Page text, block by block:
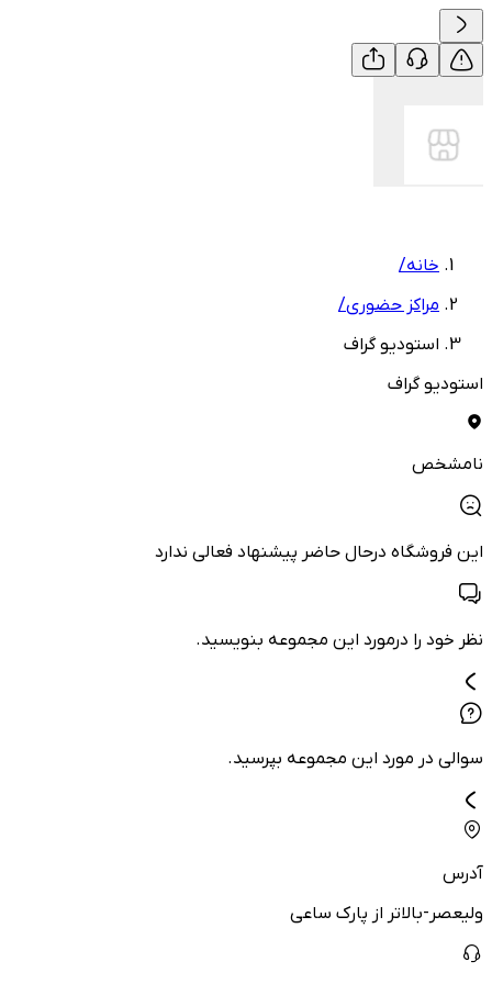
خانه/
مراکز حضوری/
استودیو گراف
استودیو گراف
نامشخص
این فروشگاه درحال حاضر پیشنهاد فعالی ندارد
نظر خود را درمورد این مجموعه بنویسید.
سوالی در مورد این مجموعه بپرسید.
آدرس
ولیعصر-بالاتر از پارک ساعی